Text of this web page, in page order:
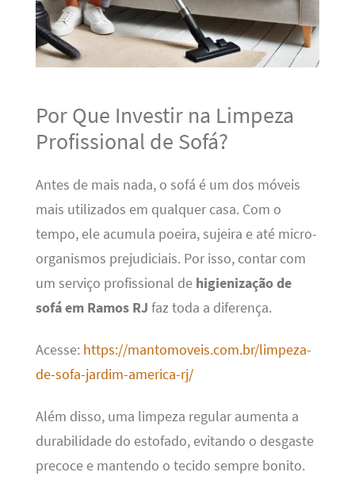
Por Que Investir na Limpeza
Profissional de Sofá?
Antes de mais nada, o sofá é um dos móveis
mais utilizados em qualquer casa. Com o
tempo, ele acumula poeira, sujeira e até micro-
organismos prejudiciais. Por isso, contar com
um serviço profissional de higienização de
sofá em Ramos RJ faz toda a diferença.
Acesse: https://mantomoveis.com.br/limpeza-
de-sofa-jardim-america-rj/
Além disso, uma limpeza regular aumenta a
durabilidade do estofado, evitando o desgaste
precoce e mantendo o tecido sempre bonito.